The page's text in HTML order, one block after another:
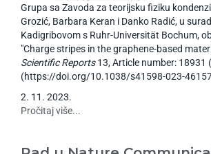
Grupa sa Zavoda za teorijsku fiziku
Grozić, Barbara Keran i Danko Radić, u
Kadigribovom s Ruhr-Universität Bochum,
"Charge stripes in the graphene-based
Scientific Reports13, Article number: 18931
(https://doi.org/10.1038/s41598-023-
2. 11 . 2023.
Pročitaj više...